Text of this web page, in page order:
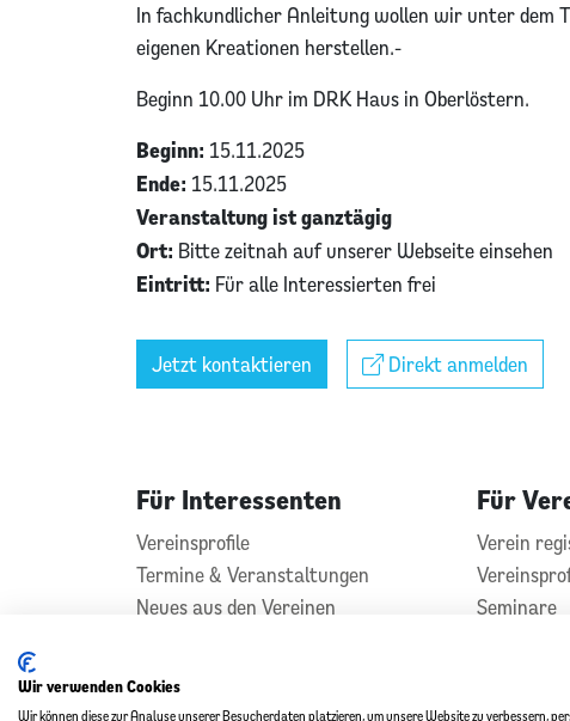
In fachkundlicher Anleitung wollen wir unter dem
eigenen Kreationen herstellen.-
Beginn 10.00 Uhr im DRK Haus in Oberlöstern.
Beginn: 15.11.2025
Ende: 15.11.2025
Veranstaltung ist ganztägig
Ort: Bitte zeitnah auf unserer Webseite einsehen
Eintritt: Für alle Interessierten frei
Jetzt kontaktieren Direkt anmelden
Für Interessenten
Vereinsprofile
Termine & Veranstaltungen
Neues aus den Vereinen
Für
Verein
Seminare
Wir verwenden Cookies
Wir können diese zur Analyse unserer Besucherdaten platzieren, um unsere Website zu verbessern,